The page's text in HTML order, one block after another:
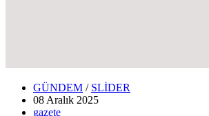
GÜNDEM / SLİDER
08 Aralık 2025
gazete